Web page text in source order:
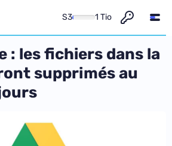
S3 1 Tio
: les fichiers dans la
supprimés au